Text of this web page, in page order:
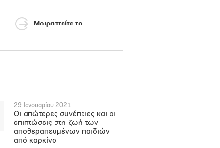
Μοιραστείτε το
29 Ιανουαρίου 2021
Οι απώτερες συνέπειες και οι
επιπτώσεις στη ζωή των
αποθεραπευμένων παιδιών
από καρκίνο